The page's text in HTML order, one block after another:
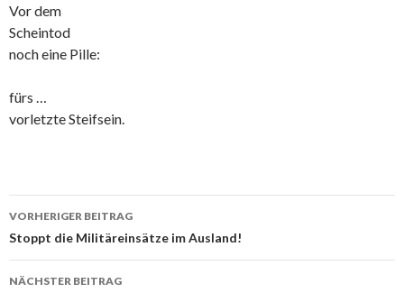
Vor dem
Scheintod
noch eine Pille:
fürs …
vorletzte Steifsein.
Beitrags-
Navigation
VORHERIGER BEITRAG
Stoppt die Militäreinsätze im Ausland!
NÄCHSTER BEITRAG